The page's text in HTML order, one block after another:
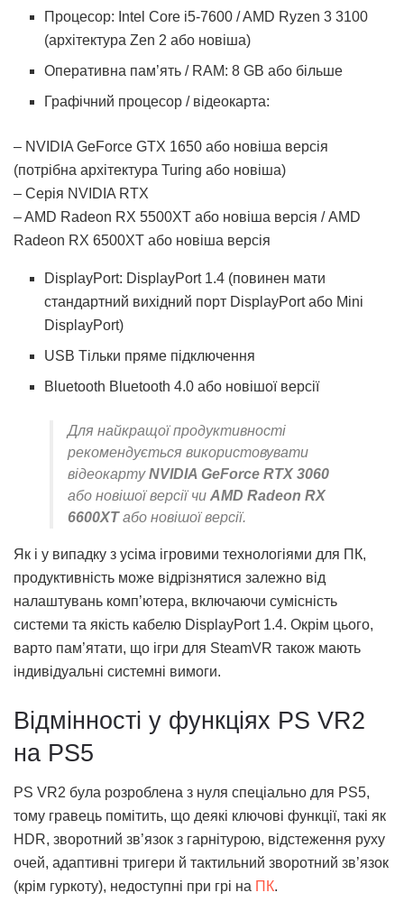
Процесор: Intel Core i5-7600 / AMD Ryzen 3 3100
(архітектура Zen 2 або новіша)
Оперативна пам’ять / RAM: 8 GB або більше
Графічний процесор / відеокарта:
– NVIDIA GeForce GTX 1650 або новіша версія
(потрібна архітектура Turing або новіша)
– Серія NVIDIA RTX
– AMD Radeon RX 5500XT або новіша версія / AMD
Radeon RX 6500XT або новіша версія
DisplayPort: DisplayPort 1.4 (повинен мати
стандартний вихідний порт DisplayPort або Mini
DisplayPort)
USB Тільки пряме підключення
Bluetooth Bluetooth 4.0 або новішої версії
Для найкращої продуктивності
рекомендується використовувати
відеокартуNVIDIA GeForce RTX 3060
або новішої версії чи AMD Radeon RX
6600XTабо новішої версії.
Як і у випадку з усіма ігровими технологіями для ПК,
продуктивність може відрізнятися залежно від
налаштувань комп’ютера, включаючи сумісність
системи та якість кабелю DisplayPort 1.4. Окрім цього,
варто пам’ятати, що ігри для SteamVR також мають
індивідуальні системні вимоги.
Відмінності у функціях PS VR2
на PS5
PS VR2 була розроблена з нуля спеціально для PS5,
тому гравець помітить, що деякі ключові функції, такі як
HDR, зворотний зв’язок з гарнітурою, відстеження руху
очей, адаптивні тригери й тактильний зворотний зв’язок
(крім гуркоту), недоступні при грі на ПК.